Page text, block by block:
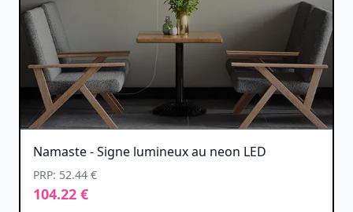
Namaste - Signe lumineux au neon LED
PRP: 52.44 €
104.22 €